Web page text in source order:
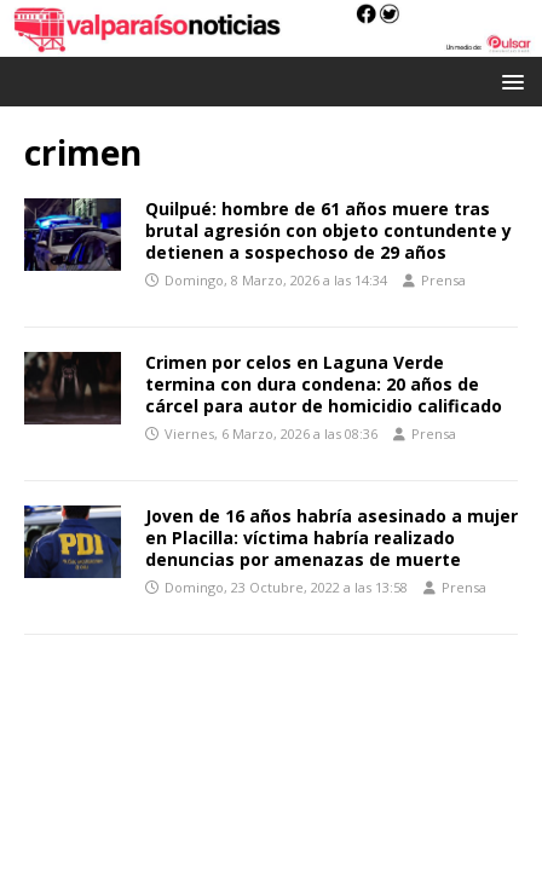
crimen
Quilpué: hombre de 61 años muere tras
brutal agresión con objeto contundente y
detienen a sospechoso de 29 años
Domingo, 8 Marzo, 2026 a las 14:34 Prensa
Crimen por celos en Laguna Verde
termina con dura condena: 20 años de
cárcel para autor de homicidio calificado
Viernes, 6 Marzo, 2026 a las 08:36 Prensa
Joven de 16 años habría asesinado a mujer
en Placilla: víctima habría realizado
denuncias por amenazas de muerte
Domingo, 23 Octubre, 2022 a las 13:58 Prensa